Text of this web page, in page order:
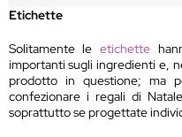
Etichette
Solitamente leetichette
importanti sugli ingredienti e,
prodotto in questione; ma
confezionare i regali di
soprattutto se progettate